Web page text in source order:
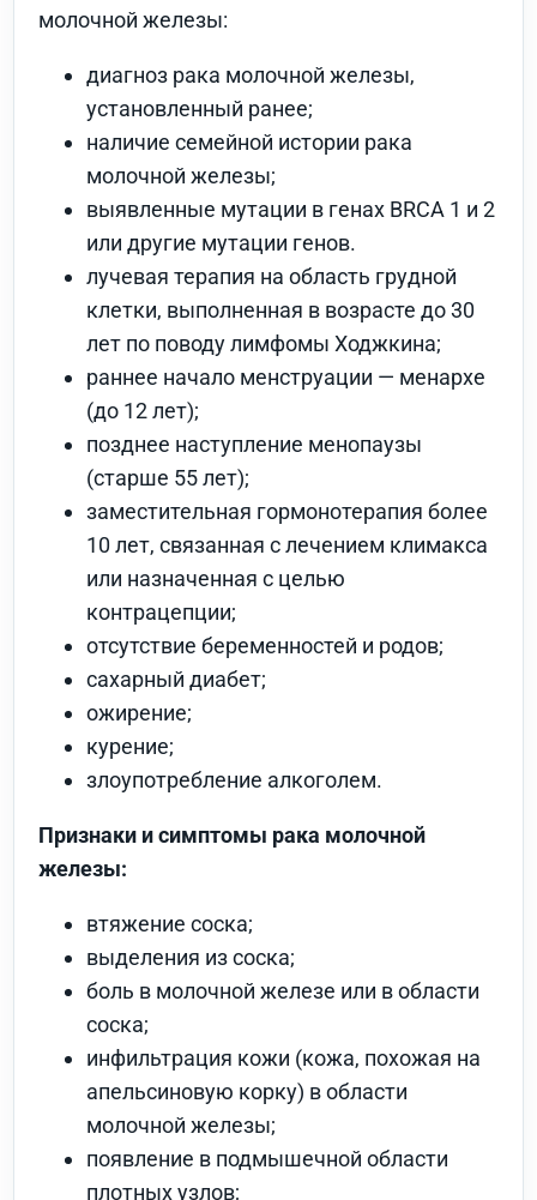
молочной железы:
диагноз рака молочной железы,
установленный ранее;
наличие семейной истории рака
молочной железы;
выявленные мутации в генах BRCA 1 и 2
или другие мутации генов.
лучевая терапия на область грудной
клетки, выполненная в возрасте до 30
лет по поводу лимфомы Ходжкина;
раннее начало менструации — менархе
(до 12 лет);
позднее наступление менопаузы
(старше 55 лет);
заместительная гормонотерапия более
10 лет, связанная с лечением климакса
или назначенная с целью
контрацепции;
отсутствие беременностей и родов;
сахарный диабет;
ожирение;
курение;
злоупотребление алкоголем.
Признаки и симптомы рака молочной
железы:
втяжение соска;
выделения из соска;
боль в молочной железе или в области
соска;
инфильтрация кожи (кожа, похожая на
апельсиновую корку) в области
молочной железы;
появление в подмышечной области
плотных узлов;